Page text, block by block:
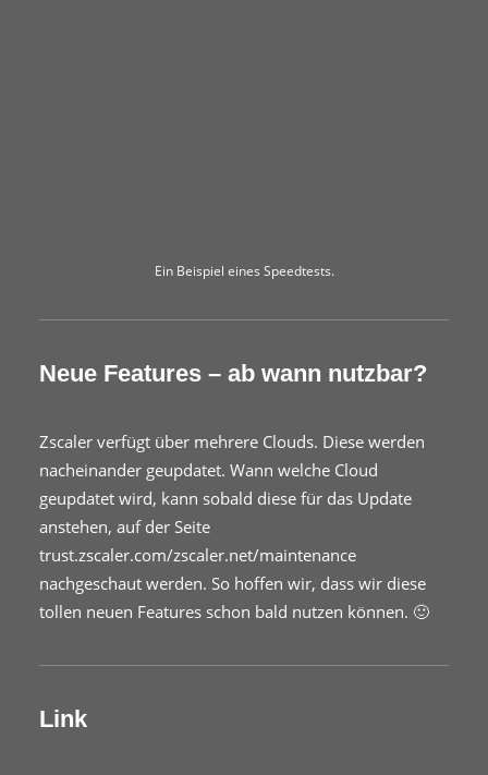
Ein Beispiel eines Speedtests.
Neue Features – ab wann nutzbar?
Zscaler verfügt über mehrere Clouds. Diese werden
nacheinander geupdatet. Wann welche Cloud
geupdatet wird, kann sobald diese für das Update
anstehen, auf der Seite
trust.zscaler.com/zscaler.net/maintenance
nachgeschaut werden. So hoffen wir, dass wir diese
tollen neuen Features schon bald nutzen können. 🙂
Link